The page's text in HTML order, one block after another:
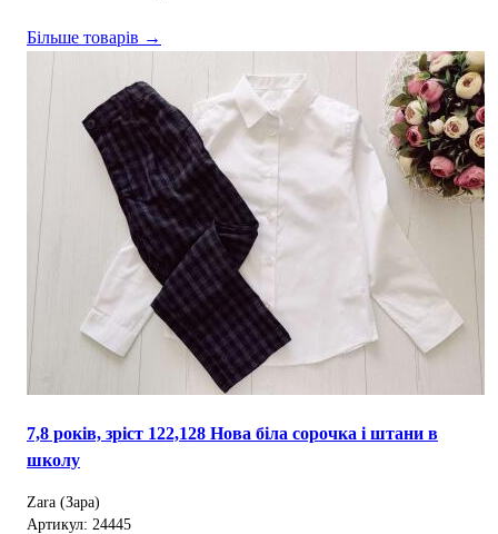
Більше товарів →
7,8 років, зріст 122,128 Нова біла сорочка і штани в
школу
Zara (Зара)
Артикул: 24445